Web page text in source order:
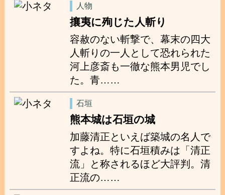
人物
攘夷に殉じた人斬り
容赦のない斬撃で、幕末の四大
人斬りの一人として恐れられた
河上彦斎も一徹な熊本男児でし
た。青……
石垣
熊本城は石垣の城
加藤清正といえば築城の名人で
すよね。特に石垣積みは「清正
流」と称されるほど大評判。清
正流の……